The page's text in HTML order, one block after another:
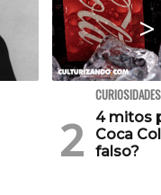
CURIOSIDADES
4 mitos
Coca
falso?